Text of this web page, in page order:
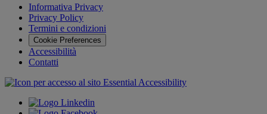
Informativa Privacy
Privacy Policy
Termini e condizioni
Cookie Preferences
Accessibilità
Contatti